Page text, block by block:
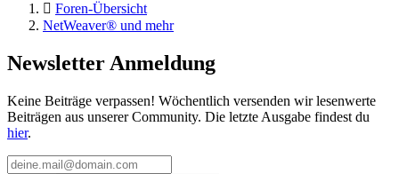
Foren-Übersicht
NetWeaver® und mehr
Newsletter Anmeldung
Keine Beiträge verpassen! Wöchentlich versenden wir lesenwerte
Beiträgen aus unserer Community. Die letzte Ausgabe findest du
hier.